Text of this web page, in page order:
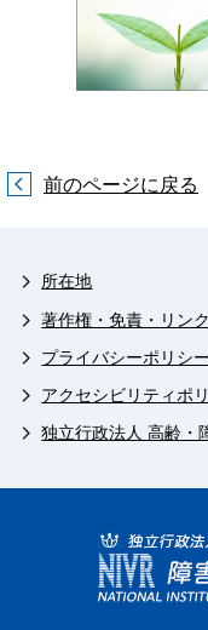
前のページに戻る
所在地
著作権・免責・リンク
プライバシーポリシー
アクセシビリティポ
独立行政法人 高齢・